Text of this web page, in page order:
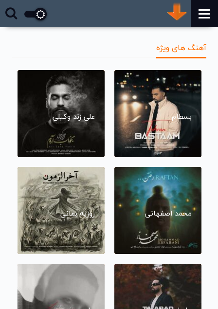
آهنگ های ویژه
بسطام علی زند وکیلی
محمد اصفهانی روزبه بمانی